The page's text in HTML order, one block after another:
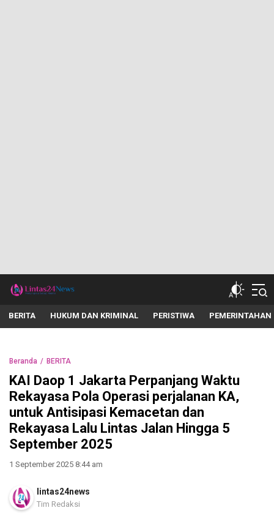
lintas24news.com
Menyingkap Setiap Realita
BERITA HUKUM DAN KRIMINAL PERISTIWA PEMERINTAHAN
Beranda BERITA
KAI Daop 1 Jakarta Perpanjang Waktu
Rekayasa Pola Operasi perjalanan KA,
untuk Antisipasi Kemacetan dan
Rekayasa Lalu Lintas Jalan Hingga 5
September 2025
1 September 2025 8:44 am
lintas24news
Tim Redaksi